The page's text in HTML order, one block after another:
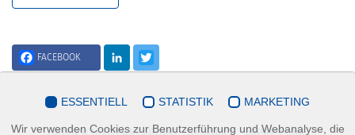
FACEBOOK LinkedIn
ESSENTIELL STATISTIK MARKETING
Wir verwenden Cookies zur Benutzerführung und Webanalyse, die